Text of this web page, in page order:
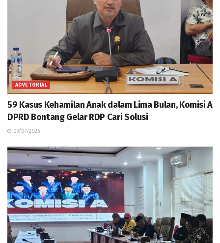
ADVETORIAL
59 Kasus Kehamilan Anak dalam Lima Bulan, Komisi A
DPRD Bontang Gelar RDP Cari Solusi
09/07/2026